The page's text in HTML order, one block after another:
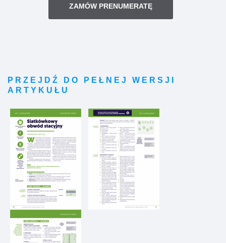
ZAMÓW PRENUMERATĘ
PRZEJDŹ DO PEŁNEJ WERSJI
ARTYKUŁU